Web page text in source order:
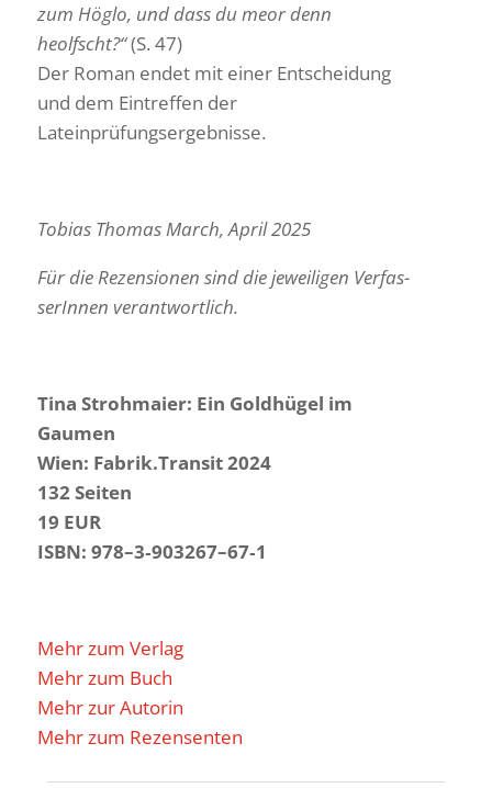
zum Höglo, und dass du meor denn
heolfscht?“(S. 47)
Der Roman endet mit einer Entschei­dung
und dem Eintreffen der
Lateinprüfungsergebnisse.
Tobias Thomas March, April 2025
Für die Rezen­sionen sind die jewei­ligen Verfas­
se­rInnen verantwortlich.
Tina Stroh­maier: Ein Gold­hügel im
Gaumen
Wien: Fabrik.Transit 2024
132 Seiten
19 EUR
ISBN: 978–3‑903267–67‑1
Mehr zum Verlag
Mehr zum Buch
Mehr zur Autorin
Mehr zum Rezensenten